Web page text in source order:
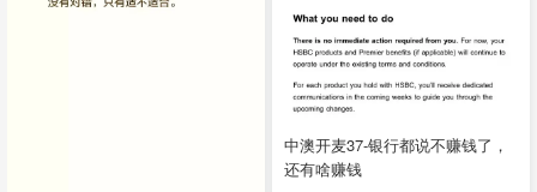
中澳开麦37-银行都说不赚钱了，
还有啥赚钱